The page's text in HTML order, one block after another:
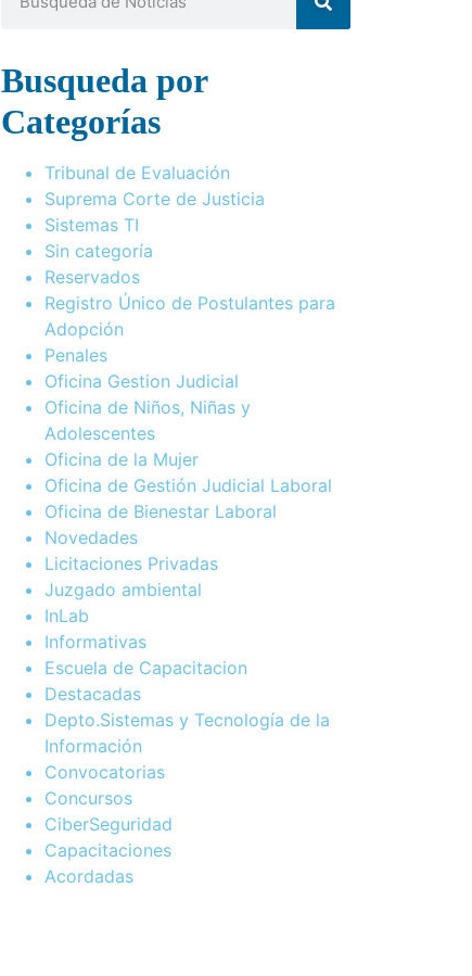
Busqueda por
Categorías
Tribunal de Evaluación
Suprema Corte de Justicia
Sistemas TI
Sin categoría
Reservados
Registro Único de Postulantes para
Adopción
Penales
Oficina Gestion Judicial
Oficina de Niños, Niñas y
Adolescentes
Oficina de la Mujer
Oficina de Gestión Judicial Laboral
Oficina de Bienestar Laboral
Novedades
Licitaciones Privadas
Juzgado ambiental
InLab
Informativas
Escuela de Capacitacion
Destacadas
Depto.Sistemas y Tecnología de la
Información
Convocatorias
Concursos
CiberSeguridad
Capacitaciones
Acordadas